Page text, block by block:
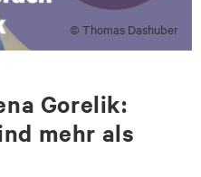
© Thomas Dashuber
Gorelik:
mehr als